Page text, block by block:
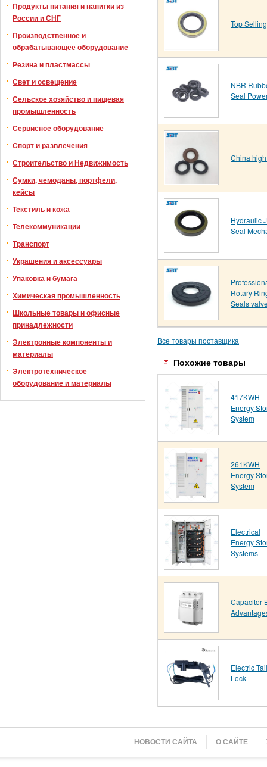
Продукты питания и напитки из
России и СНГ
Производственное и
обрабатывающее оборудование
Резина и пластмассы
Свет и освещение
Сельское хозяйство и пищевая
промышленность
Сервисное оборудование
Спорт и развлечения
Строительство и Недвижимость
Сумки, чемоданы, портфели,
кейсы
Текстиль и кожа
Телекоммуникации
Транспорт
Украшения и аксессуары
Упаковка и бумага
Химическая промышленность
Школьные товары и офисные
принадлежности
Электронные компоненты и
материалы
Электротехническое
оборудование и материалы
Top
NBR
Seal
China
Hydraulic
Seal
Rotary
Seals
Все товары поставщика
Похожие товары
417KWH
Energy
System
261KWH
Energy
System
Electrical
Energy
Systems
Capacitor
Electric
Lock
НОВОСТИ САЙТА О САЙТЕ